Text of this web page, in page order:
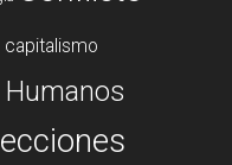
capitalismo